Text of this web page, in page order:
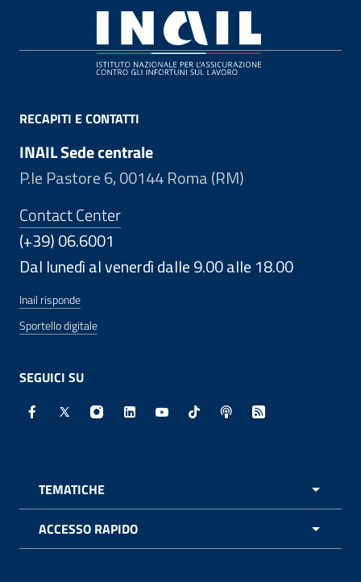
RECAPITI E CONTATTI
INAIL Sede centrale
P.le Pastore 6, 00144 Roma (RM)
Contact Center
(+39) 06.6001
Dal lunedì al venerdì dalle 9.00 alle 18.00
Inail risponde
Sportello digitale
SEGUICI SU
Facebook - Sito esterno - Apertura in nuova finestra
X - Sito esterno - Apertura in nuova finestra
Instagram - Sito esterno - Apertura in
Linkedin - Sito esterno - Apertura in
Youtube - Sito esterno -
TikTok - Sito esterno -
Spreaker - Sito
Feed RSS -
TEMATICHE
ACCESSO RAPIDO